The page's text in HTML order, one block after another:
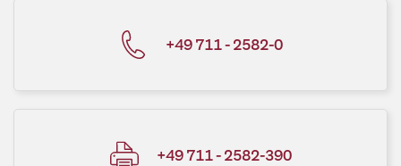
+49 711 - 2582-0
+49 711 - 2582-390